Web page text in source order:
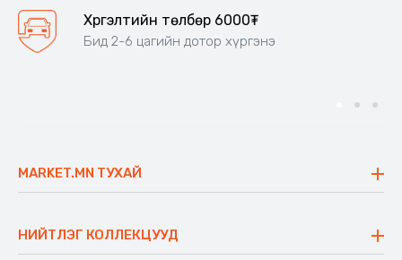
Хүргэлтийн төлбөр 6000₮
Бид 2-6 цагийн дотор хүргэнэ
MARKET.MN ТУХАЙ
Үнэт зүйлс
Ажлын байр
НИЙТЛЭГ КОЛЛЕКЦУУД